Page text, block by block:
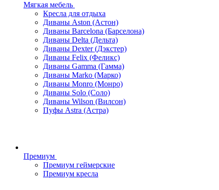
Мягкая мебель
Кресла для отдыха
Диваны Aston (Астон)
Диваны Barcelona (Барселона)
Диваны Delta (Дельта)
Диваны Dexter (Дэкстер)
Диваны Felix (Феликс)
Диваны Gamma (Гамма)
Диваны Marko (Марко)
Диваны Monro (Монро)
Диваны Solo (Соло)
Диваны Wilson (Вилсон)
Пуфы Astra (Астра)
Премиум
Премиум геймерские
Премиум кресла